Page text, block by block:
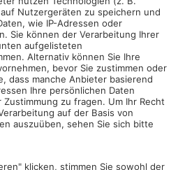
es auf der Staatsstraße 2309
Verkehrsunfall gegeben. An der
Klinger sind ein BMW und ein
Vier Menschen wurden
gebracht, zwei Hunde in einem
Die Strecke soll in Kürze wieder